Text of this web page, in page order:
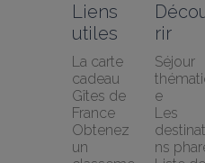
Liens
utiles
La carte
cadeau
Gîtes de
France
Obtenez
un
rir
Séjour
e
Les
ns